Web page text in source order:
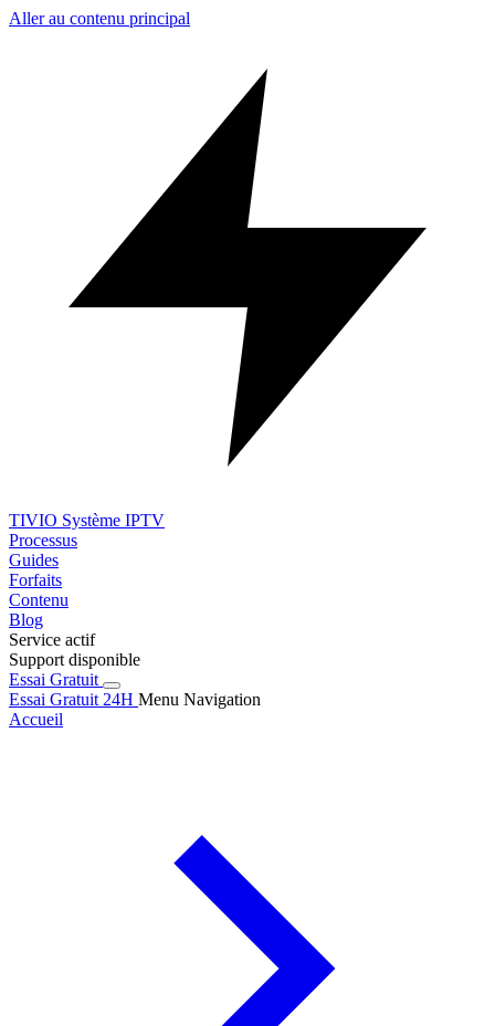
Aller au contenu principal
TIVIO Système IPTV
Processus
Guides
Forfaits
Contenu
Blog
Service actif
Support disponible
Essai Gratuit
Essai Gratuit 24H Menu Navigation
Accueil